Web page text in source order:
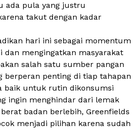
ada pula yang justru
takut dengan kadar
hari ini sebagai momentum
dan mengingatkan masyarakat
salah satu sumber pangan
berperan penting di tiap tahapan
baik untuk rutin dikonsumsi
ingin menghindar dari lemak
badan berlebih, Greenfields
menjadi pilihan karena sudah